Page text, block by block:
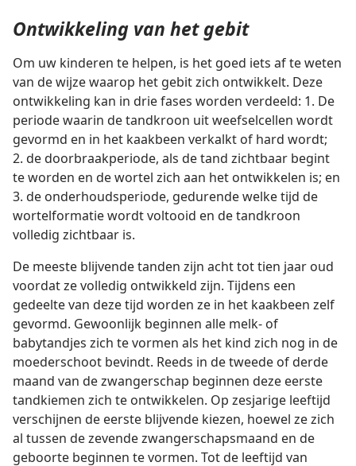
Ontwikkeling van het gebit
Om uw kinderen te helpen, is het goed iets af te weten
van de wijze waarop het gebit zich ontwikkelt. Deze
ontwikkeling kan in drie fases worden verdeeld: 1. De
periode waarin de tandkroon uit weefselcellen wordt
gevormd en in het kaakbeen verkalkt of hard wordt;
2. de doorbraakperiode, als de tand zichtbaar begint
te worden en de wortel zich aan het ontwikkelen is; en
3. de onderhoudsperiode, gedurende welke tijd de
wortelformatie wordt voltooid en de tandkroon
volledig zichtbaar is.
De meeste blijvende tanden zijn acht tot tien jaar oud
voordat ze volledig ontwikkeld zijn. Tijdens een
gedeelte van deze tijd worden ze in het kaakbeen zelf
gevormd. Gewoonlijk beginnen alle melk- of
babytandjes zich te vormen als het kind zich nog in de
moederschoot bevindt. Reeds in de tweede of derde
maand van de zwangerschap beginnen deze eerste
tandkiemen zich te ontwikkelen. Op zesjarige leeftijd
verschijnen de eerste blijvende kiezen, hoewel ze zich
al tussen de zevende zwangerschapsmaand en de
geboorte beginnen te vormen. Tot de leeftijd van